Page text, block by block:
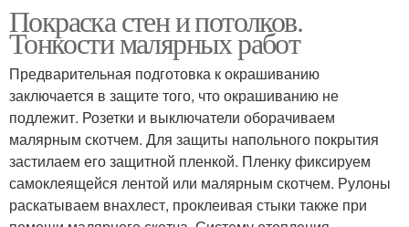
Покраска стен и потолков.
Тонкости малярных работ
Предварительная подготовка к окрашиванию
заключается в защите того, что окрашиванию не
подлежит. Розетки и выключатели оборачиваем
малярным скотчем. Для защиты напольного покрытия
застилаем его защитной пленкой. Пленку фиксируем
самоклеящейся лентой или малярным скотчем. Рулоны
раскатываем внахлест, проклеивая стыки также при